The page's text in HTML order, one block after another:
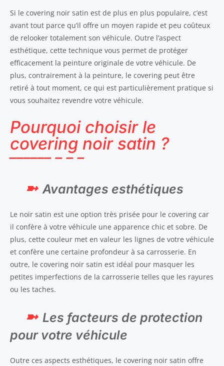
Si le covering noir satin est de plus en plus populaire, c’est
avant tout parce qu’il offre un moyen rapide et peu coûteux
de relooker totalement son véhicule. Outre l’aspect
esthétique, cette technique vous permet de protéger
efficacement la peinture originale de votre véhicule. De
plus, contrairement à la peinture, le covering peut être
retiré à tout moment, ce qui est particulièrement pratique si
vous souhaitez revendre votre véhicule.
Pourquoi choisir le
covering noir satin ?
Avantages esthétiques
Le noir satin est une option très prisée pour le covering car
il confère à votre véhicule une apparence chic et sobre. De
plus, cette couleur met en valeur les lignes de votre véhicule
et confère une certaine profondeur à sa carrosserie. En
outre, le covering noir satin est idéal pour masquer les
petites imperfections de la carrosserie telles que les rayures
ou les taches.
Les facteurs de protection
pour votre véhicule
Outre ces aspects esthétiques, le covering noir satin offre